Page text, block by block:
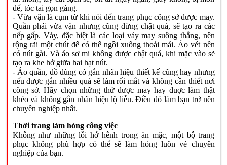
đế, tóc tai gọn gàng.
- Vừa vặn là cụm từ khi nói đến trang phục công sở được may.
Quần phải vừa vặn nhưng cũng đừng chật quá, sẽ tạo ra các
nếp gấp. Váy, đặc biệt là các loại váy may suông thẳng, nên
rộng rãi một chút để có thể ngồi xuống thoải mái. Áo vét nên
có nút gài. Và áo sơ mi không được chật quá, khi mặc vào sẽ
tạo ra khe hở giữa hai hạt nút.
- Áo quần, đồ dùng có gắn nhãn hiệu thiết kế cũng hay nhưng
nếu được gắn nhiều quá sẽ làm rối mắt và không cần thiết nơi
công sở. Hãy chọn những thứ được may hay đuợc làm thật
khéo và không gắn nhãn hiệu lộ liễu. Điều đó làm bạn trở nên
chuyên nghiệp nhất.
Thời trang làm hỏng công việc
Không như những lỗi hớ hênh trong ăn mặc, một bộ trang
phục không phù hợp có thể sẽ làm hỏng luôn vẻ chuyên
nghiệp của bạn.